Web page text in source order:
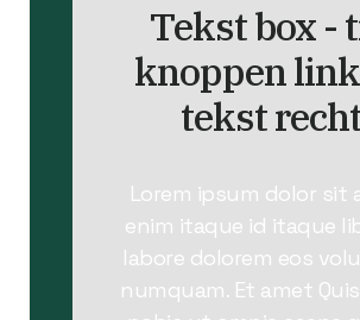
Tekst box -
knoppen
tekst
Lorem ipsum dolor sit
enim itaque id itaque
labore dolorem eos
numquam. Et amet